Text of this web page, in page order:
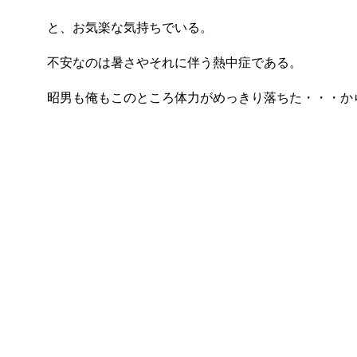
と、お気楽な気持ちでいる。
不安なのは暑さやそれに伴う熱中症である。
昭男も俺もこのところ体力がめっきり落ちた・・・か